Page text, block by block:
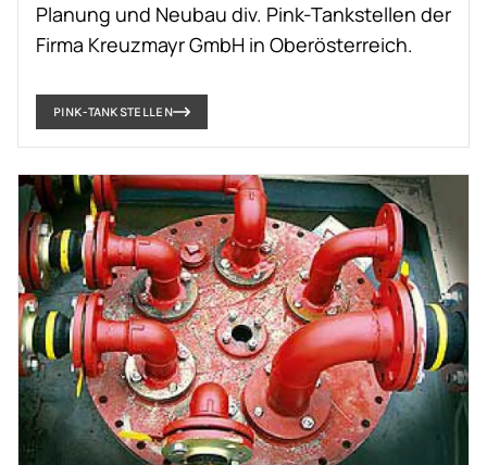
Planung und Neubau div. Pink-Tankstellen der
Firma Kreuzmayr GmbH in Oberösterreich.
PINK-TANKSTELLEN